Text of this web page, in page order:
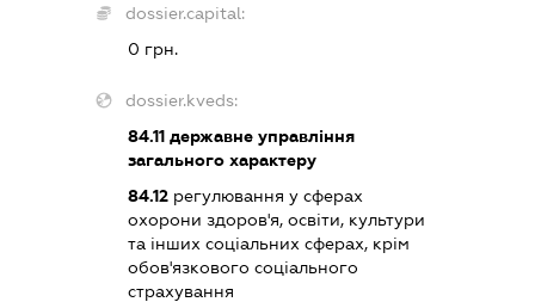
dossier.capital:
0 грн.
dossier.kveds:
84.11державне управління
загального характеру
84.12регулювання у сферах
охорони здоров'я, освіти, культури
та інших соціальних сферах, крім
обов'язкового соціального
страхування